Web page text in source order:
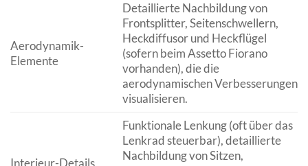
Aerodynamik-
Elemente
Detaillierte Nachbildung von
Frontsplitter, Seitenschwellern,
Heckdiffusor und Heckflügel
(sofern beim Assetto Fiorano
vorhanden), die die
aerodynamischen Verbesserungen
visualisieren.
Funktionale Lenkung (oft über das
Lenkrad steuerbar), detaillierte
Nachbildung von Sitzen,